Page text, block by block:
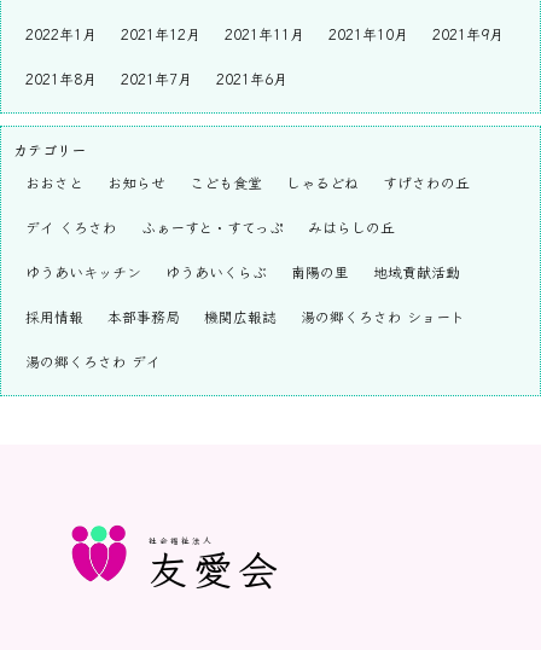
2022年1月 2021年12月 2021年11月 2021年10月 2021年9月
2021年8月 2021年7月 2021年6月
カテゴリー
おおさと
お知らせ こども食堂 しゃるどね すげさわの丘
デイ くろさわ ふぁーすと・すてっぷ みはらしの丘
ゆうあいキッチン ゆうあいくらぶ 南陽の里 地域貢献活動
採用情報 本部事務局 機関広報誌 湯の郷くろさわ ショート
湯の郷くろさわ デイ
社会福祉法人
友愛会